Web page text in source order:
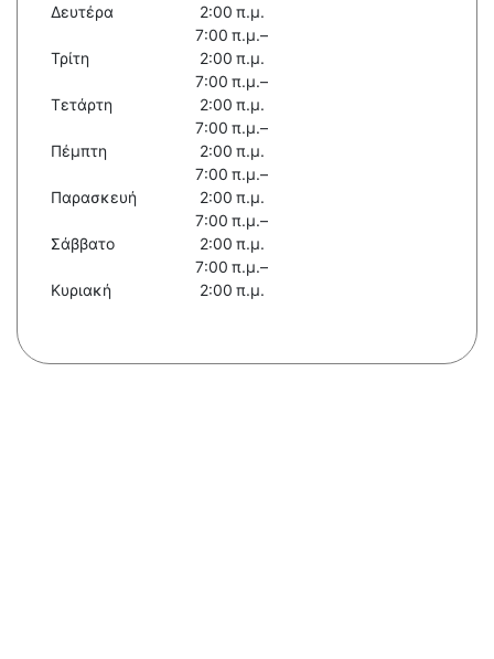
Δευτέρα
2:00 π.μ.
Τρίτη
7:00 π.μ.–
2:00 π.μ.
Τετάρτη
7:00 π.μ.–
2:00 π.μ.
Πέμπτη
7:00 π.μ.–
2:00 π.μ.
Παρασκευή
7:00 π.μ.–
2:00 π.μ.
Σάββατο
7:00 π.μ.–
2:00 π.μ.
Κυριακή
7:00 π.μ.–
2:00 π.μ.